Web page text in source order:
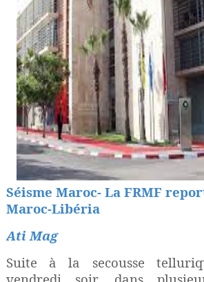
Séisme Maroc- La FRMF
Maroc-Libéria
Ati Mag
Suite à la secousse